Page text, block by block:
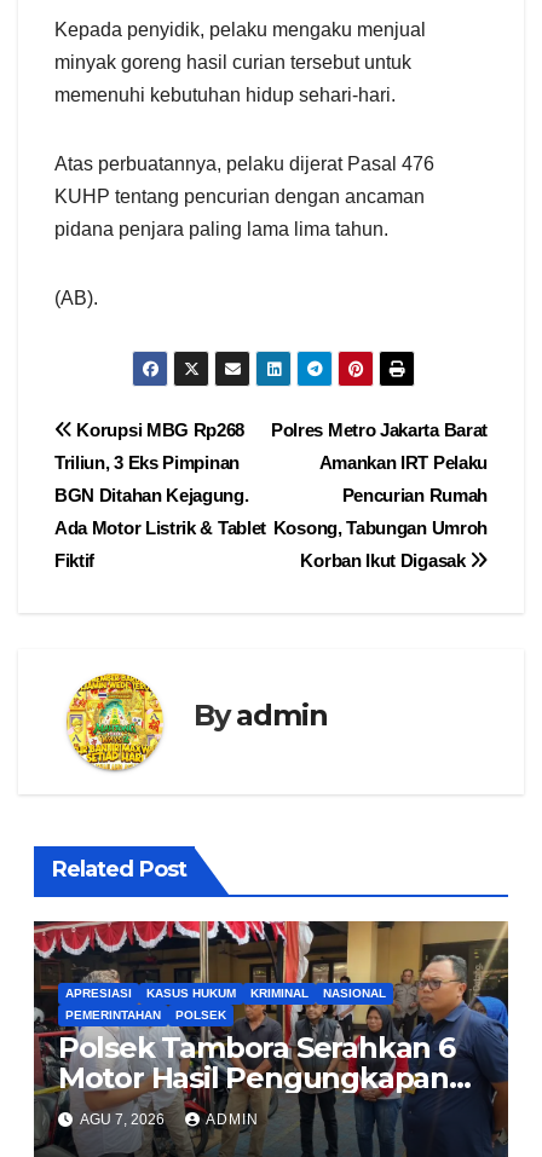
Kepada penyidik, pelaku mengaku menjual
minyak goreng hasil curian tersebut untuk
memenuhi kebutuhan hidup sehari-hari.
Atas perbuatannya, pelaku dijerat Pasal 476
KUHP tentang pencurian dengan ancaman
pidana penjara paling lama lima tahun.
(AB).
Navigasi
pos
Polres Metro Jakarta Barat
Amankan IRT Pelaku
Pencurian Rumah
Kosong, Tabungan Umroh
Korban Ikut Digasak
Korupsi MBG Rp268
Triliun, 3 Eks Pimpinan
BGN Ditahan Kejagung.
Ada Motor Listrik & Tablet
Fiktif
Byadmin
Related Post
APRESIASI KASUS HUKUM KRIMINAL
NASIONAL
PEMERINTAHAN
POLSEK
Polsek Tambora Serahkan 6
Motor Hasil Pengungkapan
Kasus Curanmor Kepada
Pemilik Yang sah
AGU 7, 2026 ADMIN